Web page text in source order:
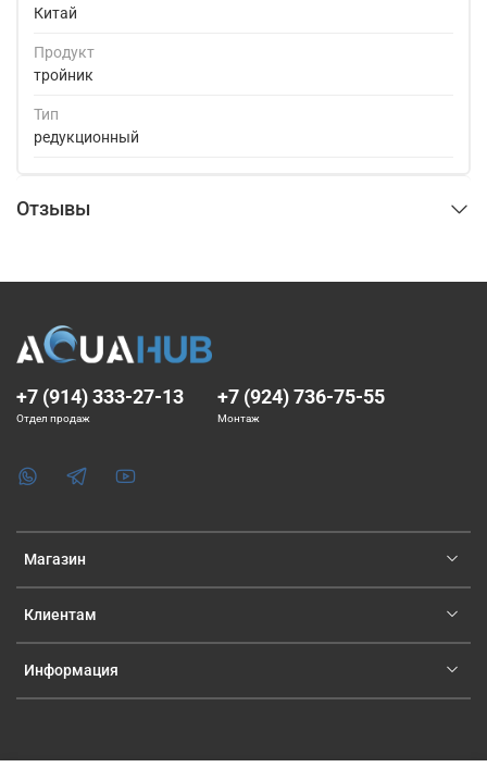
Китай
Продукт
тройник
Тип
редукционный
Отзывы
Магазин
Клиентам
Информация
+7 (914) 333-27-13
Отдел продаж
+7 (924) 736-75-55
Монтаж